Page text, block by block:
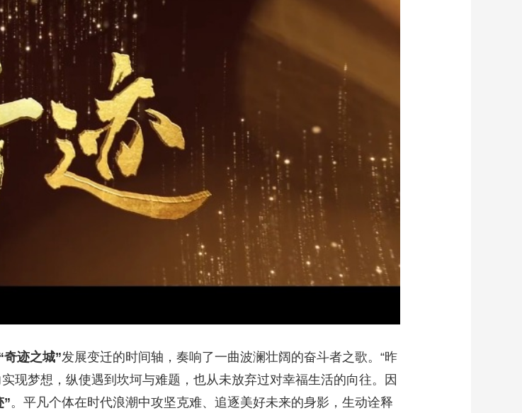
名单
奇迹之城”发展变迁的时间轴，奏响了一曲波澜壮阔的奋斗者之歌。“昨
现梦想，纵使遇到坎坷与难题，也从未放弃过对幸福生活的向往。因
”。平凡个体在时代浪潮中攻坚克难、追逐美好未来的身影，生动诠释